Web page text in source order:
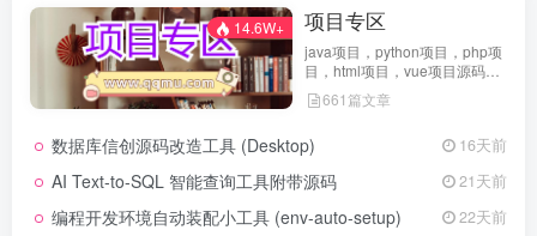
14.6W+ 项目专区
java项目，python项目，php项
目，html项目，vue项目源码免
费查看661篇文章
数据库信创源码改造工具 (Desktop) 16天前
AI Text-to-SQL 智能查询工具附带源码 21天前
编程开发环境自动装配小工具 (env-auto-setup) 22天前